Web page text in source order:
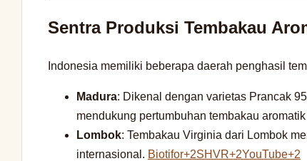
Sentra Produksi Tembakau
Indonesia memiliki beberapa daerah penghasil
Madura: Dikenal dengan varietas Prancak
mendukung pertumbuhan tembakau
Lombok: Tembakau Virginia dari Lombok
internasional. Biotifor+2SHVR+2YouTube+2